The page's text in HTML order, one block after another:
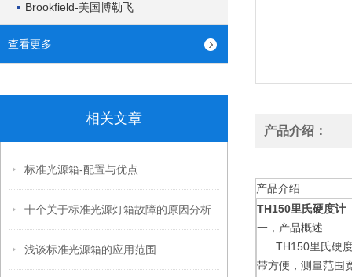
Brookfield-美国博勒飞
查看更多
相关文章
标准光源箱-配置与优点
十个关于标准光源灯箱故障的原因分析
浅谈标准光源箱的应用范围
产品介绍：
产品介绍
TH150里氏硬度计
一，产品概述
TH150里氏硬度
带方便，测量范围